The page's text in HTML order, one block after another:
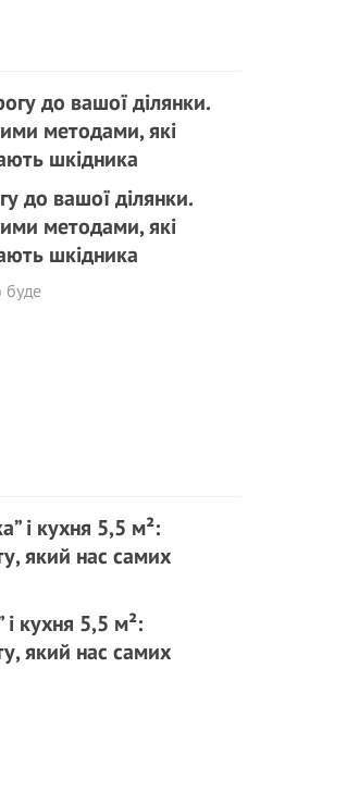
до вашої ділянки.
методами, які
шкідника
буде
кухня 5,5 м²:
який нас самих